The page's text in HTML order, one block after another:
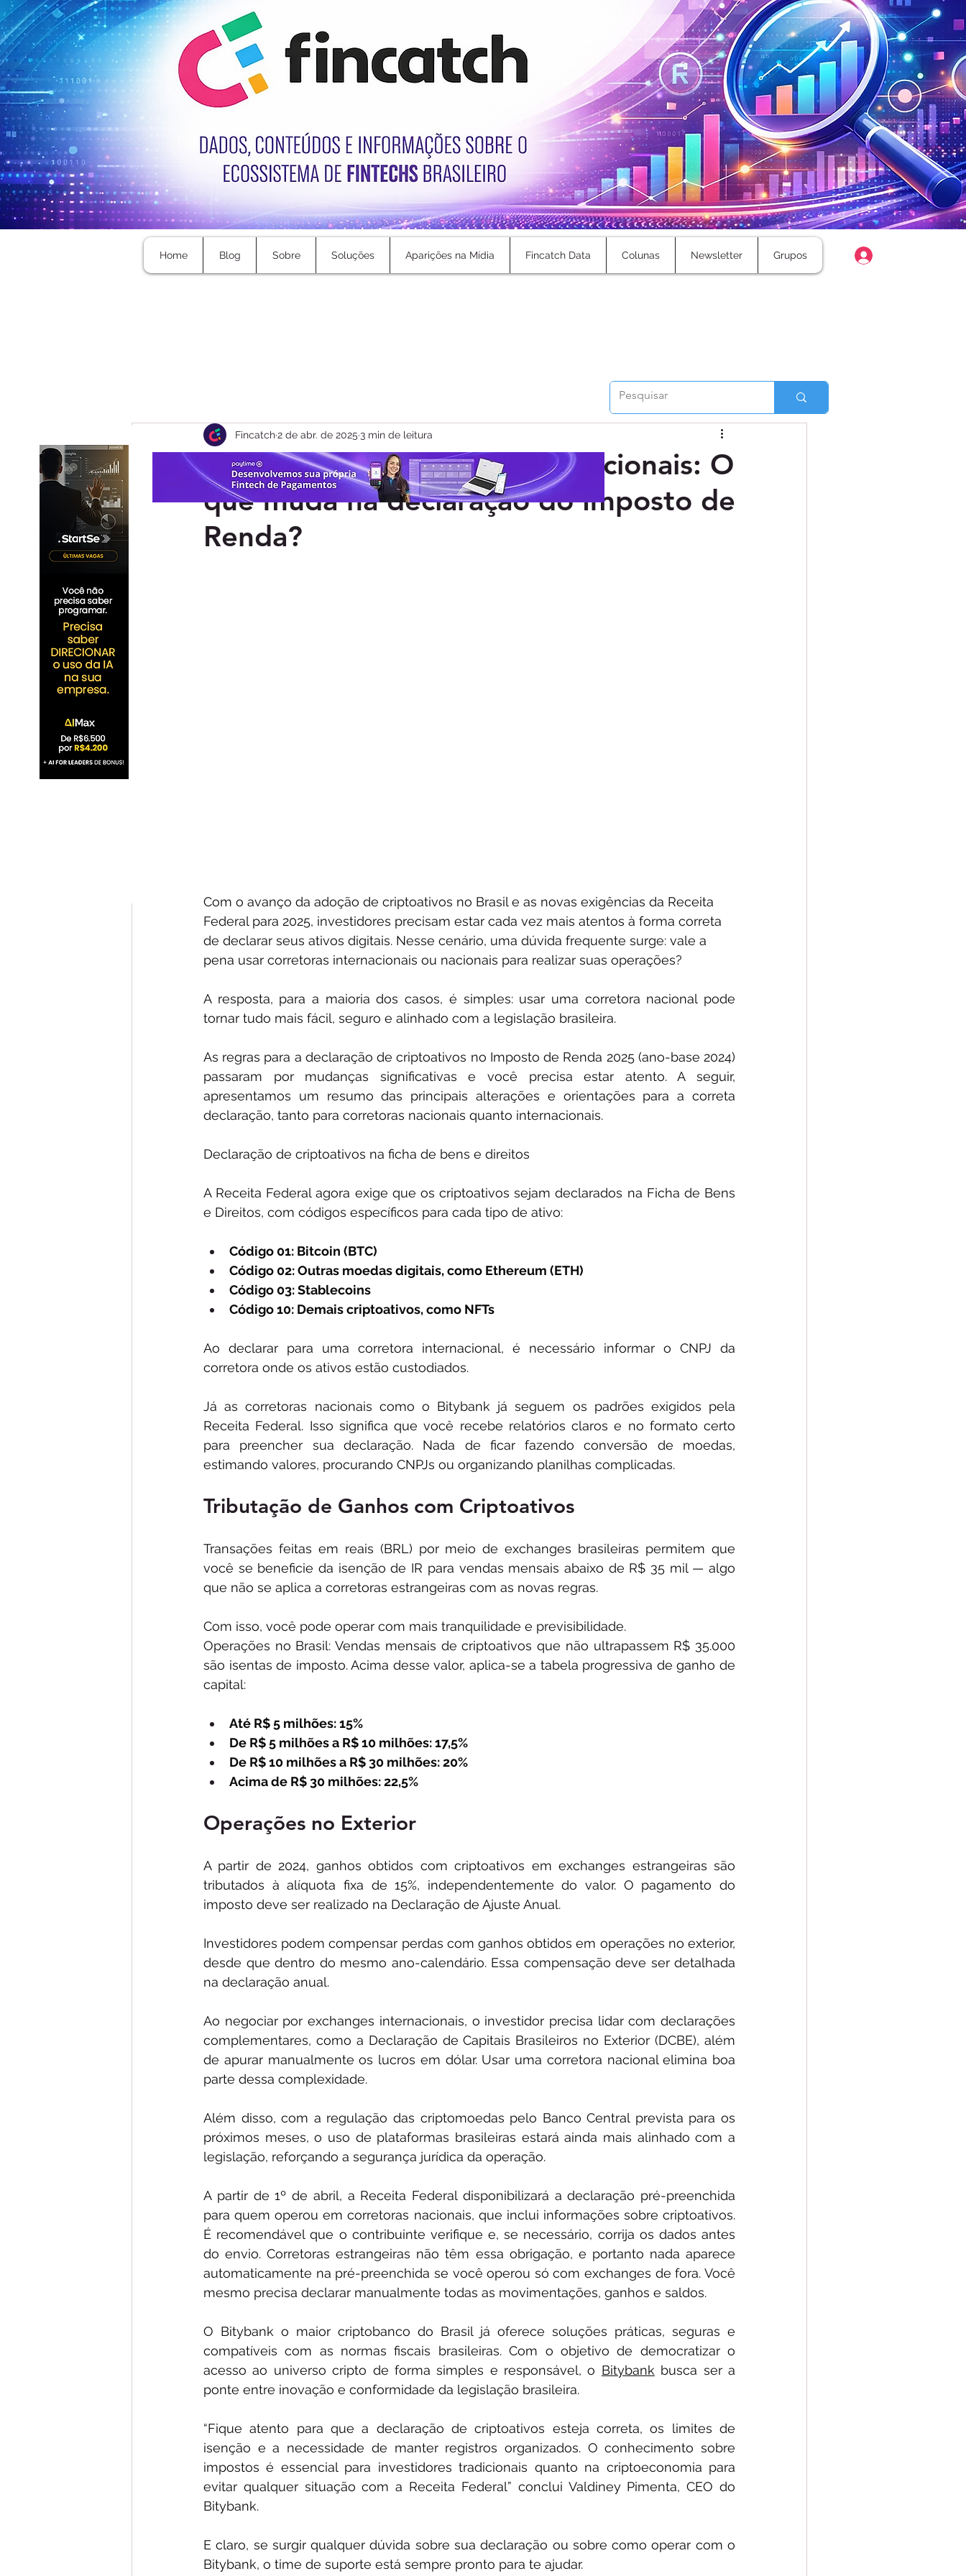
Login
Home Blog Sobre Soluções Aparições na Mídia Fincatch Data Colunas Newsletter Grupos
Exchanges nacionais x internacionais: O
que muda na declaração do Imposto de
Renda?
Fincatch2 de abr. de 2025 3 min de leitura
Com o avanço da adoção de criptoativos no Brasil e as novas exigências da Receita
Federal para 2025, investidores precisam estar cada vez mais atentos à forma correta
de declarar seus ativos digitais. Nesse cenário, uma dúvida frequente surge: vale a
pena usar corretoras internacionais ou nacionais para realizar suas operações?
A resposta, para a maioria dos casos, é simples: usar uma corretora nacional pode
tornar tudo mais fácil, seguro e alinhado com a legislação brasileira.
​As regras para a declaração de criptoativos no Imposto de Renda 2025 (ano-base 2024)
passaram por mudanças significativas e você precisa estar atento. A seguir,
apresentamos um resumo das principais alterações e orientações para a correta
declaração, tanto para corretoras nacionais quanto internacionais.
Declaração de criptoativos na ficha de bens e direitos
A Receita Federal agora exige que os criptoativos sejam declarados na Ficha de Bens
e Direitos, com códigos específicos para cada tipo de ativo:
Código 01: Bitcoin (BTC)​
Código 02: Outras moedas digitais, como Ethereum (ETH)​
Código 03: Stablecoins​
Código 10: Demais criptoativos, como NFTs​
Ao declarar para uma corretora internacional, é necessário informar o CNPJ da
corretora onde os ativos estão custodiados.
Já as corretoras nacionais como o Bitybank já seguem os padrões exigidos pela
Receita Federal. Isso significa que você recebe relatórios claros e no formato certo
para preencher sua declaração. Nada de ficar fazendo conversão de moedas,
estimando valores, procurando CNPJs ou organizando planilhas complicadas.
Tributação de Ganhos com Criptoativos
Transações feitas em reais (BRL) por meio de exchanges brasileiras permitem que
você se beneficie da isenção de IR para vendas mensais abaixo de R$ 35 mil — algo
que não se aplica a corretoras estrangeiras com as novas regras.
Com isso, você pode operar com mais tranquilidade e previsibilidade.
Operações no Brasil: Vendas mensais de criptoativos que não ultrapassem R$ 35.000
são isentas de imposto. Acima desse valor, aplica-se a tabela progressiva de ganho de
capital:​
Até R$ 5 milhões: 15%
De R$ 5 milhões a R$ 10 milhões: 17,5%​
De R$ 10 milhões a R$ 30 milhões: 20%​
Acima de R$ 30 milhões: 22,5%​
Operações no Exterior
A partir de 2024, ganhos obtidos com criptoativos em exchanges estrangeiras são
tributados à alíquota fixa de 15%, independentemente do valor. O pagamento do
imposto deve ser realizado na Declaração de Ajuste Anual.
Investidores podem compensar perdas com ganhos obtidos em operações no exterior,
desde que dentro do mesmo ano-calendário. Essa compensação deve ser detalhada
na declaração anual.
Ao negociar por exchanges internacionais, o investidor precisa lidar com declarações
complementares, como a Declaração de Capitais Brasileiros no Exterior (DCBE), além
de apurar manualmente os lucros em dólar. Usar uma corretora nacional elimina boa
parte dessa complexidade.
Além disso, com a regulação das criptomoedas pelo Banco Central prevista para os
próximos meses, o uso de plataformas brasileiras estará ainda mais alinhado com a
legislação, reforçando a segurança jurídica da operação.
A partir de 1º de abril, a Receita Federal disponibilizará a declaração pré-preenchida
para quem operou em corretoras nacionais, que inclui informações sobre criptoativos.
É recomendável que o contribuinte verifique e, se necessário, corrija os dados antes
do envio. Corretoras estrangeiras não têm essa obrigação, e portanto nada aparece
automaticamente na pré-preenchida se você operou só com exchanges de fora. Você
mesmo precisa declarar manualmente todas as movimentações, ganhos e saldos.
O Bitybank o maior criptobanco do Brasil já oferece soluções práticas, seguras e
compatíveis com as normas fiscais brasileiras. Com o objetivo de democratizar o
acesso ao universo cripto de forma simples e responsável, o Bitybank busca ser a
ponte entre inovação e conformidade da legislação brasileira.
“Fique atento para que a declaração de criptoativos esteja correta, os limites de
isenção e a necessidade de manter registros organizados. O conhecimento sobre
impostos é essencial para investidores tradicionais quanto na criptoeconomia para
evitar qualquer situação com a Receita Federal” conclui Valdiney Pimenta, CEO do
Bitybank.
E claro, se surgir qualquer dúvida sobre sua declaração ou sobre como operar com o
Bitybank, o time de suporte está sempre pronto para te ajudar.